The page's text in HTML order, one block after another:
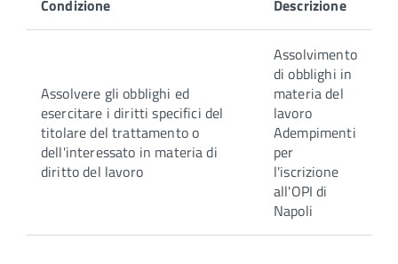
Condizione Descrizione
Assolvere gli obblighi ed
esercitare i diritti specifici del
titolare del trattamento o
dell'interessato in materia di
diritto del lavoro
Assolvimento
di obblighi in
materia del
lavoro
Adempimenti
per
l'iscrizione
all'OPI di
Napoli